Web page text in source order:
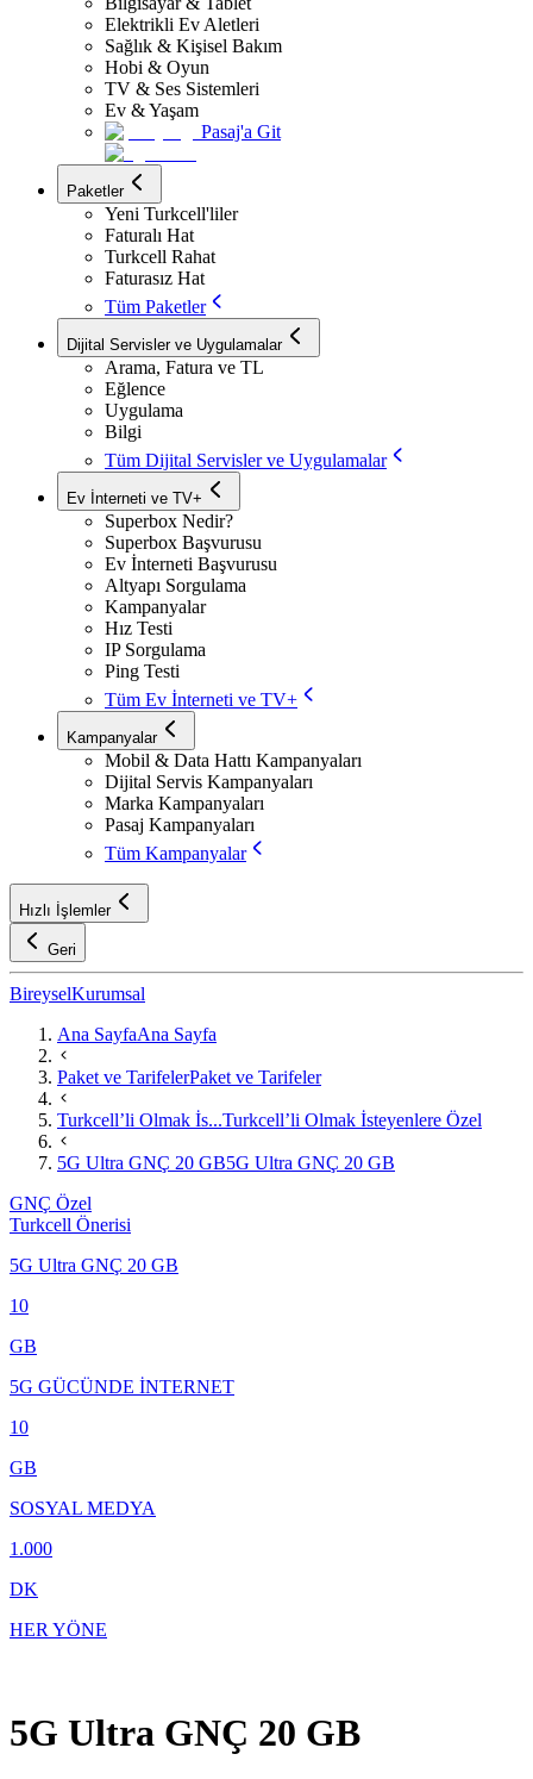
Elektrikli Ev Aletleri
Sağlık & Kişisel Bakım
Hobi & Oyun
TV & Ses Sistemleri
Ev & Yaşam
Pasaj'a Git
Paketler
Yeni Turkcell'liler
Faturalı Hat
Turkcell Rahat
Faturasız Hat
Tüm Paketler
Dijital Servisler ve Uygulamalar
Arama, Fatura ve TL
Eğlence
Uygulama
Bilgi
Tüm Dijital Servisler ve Uygulamalar
Ev İnterneti ve TV+
Superbox Nedir?
Superbox Başvurusu
Ev İnterneti Başvurusu
Altyapı Sorgulama
Kampanyalar
Hız Testi
IP Sorgulama
Ping Testi
Tüm Ev İnterneti ve TV+
Kampanyalar
Mobil & Data Hattı Kampanyaları
Dijital Servis Kampanyaları
Marka Kampanyaları
Pasaj Kampanyaları
Tüm Kampanyalar
Hızlı İşlemler
Geri
BireyselKurumsal
Ana SayfaAna Sayfa
Paket ve TarifelerPaket ve Tarifeler
Turkcell’li Olmak İs...Turkcell’li Olmak İsteyenlere Özel
5G Ultra GNÇ 20 GB5G Ultra GNÇ 20 GB
GNÇ Özel
Turkcell Önerisi
5G Ultra GNÇ 20 GB
10
GB
5G GÜCÜNDE İNTERNET
10
GB
SOSYAL MEDYA
1.000
DK
HER YÖNE
5G Ultra GNÇ 20 GB